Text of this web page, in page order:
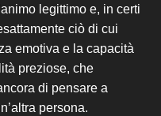
legittimo e, in certi
ciò di cui
emotiva e la capacità
preziose, che
di pensare a
persona.